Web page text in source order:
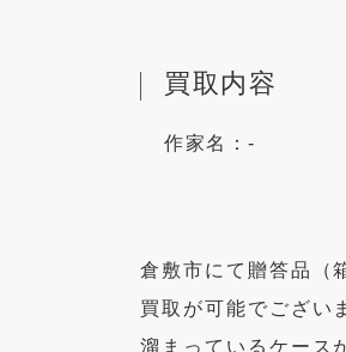
買取内容
作家名：-
倉敷市にて贈答品（
買取が可能でござい
溜まっているケース